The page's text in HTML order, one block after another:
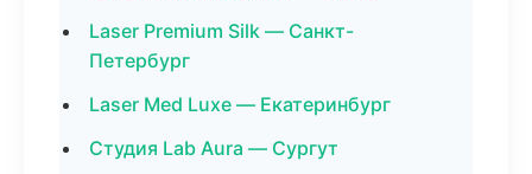
Laser Premium Silk — Санкт-
Петербург
Laser Med Luxe — Екатеринбург
Студия Lab Aura — Сургут